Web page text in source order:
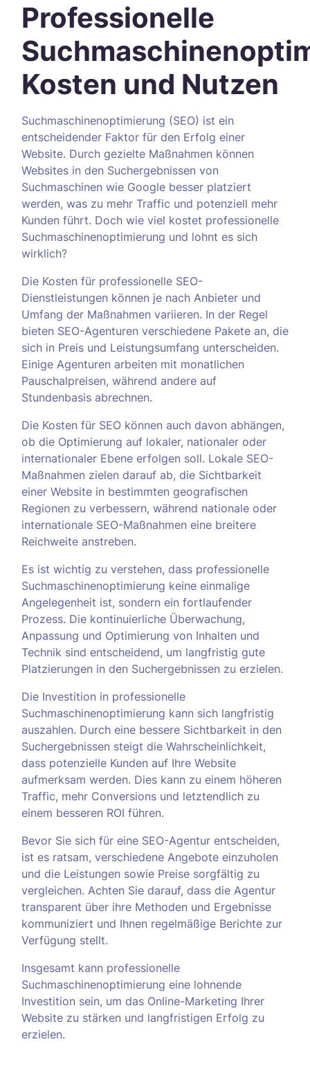
Professionelle
Kosten und Nutzen
Suchmaschinenoptimierung (SEO) ist ein
entscheidender Faktor für den Erfolg einer
Website. Durch gezielte Maßnahmen können
Websites in den Suchergebnissen von
Suchmaschinen wie Google besser platziert
werden, was zu mehr Traffic und potenziell mehr
Kunden führt. Doch wie viel kostet professionelle
Suchmaschinenoptimierung und lohnt es sich
wirklich?
Die Kosten für professionelle SEO-
Dienstleistungen können je nach Anbieter und
Umfang der Maßnahmen variieren. In der Regel
bieten SEO-Agenturen verschiedene Pakete an, die
sich in Preis und Leistungsumfang unterscheiden.
Einige Agenturen arbeiten mit monatlichen
Pauschalpreisen, während andere auf
Stundenbasis abrechnen.
Die Kosten für SEO können auch davon abhängen,
ob die Optimierung auf lokaler, nationaler oder
internationaler Ebene erfolgen soll. Lokale SEO-
Maßnahmen zielen darauf ab, die Sichtbarkeit
einer Website in bestimmten geografischen
Regionen zu verbessern, während nationale oder
internationale SEO-Maßnahmen eine breitere
Reichweite anstreben.
Es ist wichtig zu verstehen, dass professionelle
Suchmaschinenoptimierung keine einmalige
Angelegenheit ist, sondern ein fortlaufender
Prozess. Die kontinuierliche Überwachung,
Anpassung und Optimierung von Inhalten und
Technik sind entscheidend, um langfristig gute
Platzierungen in den Suchergebnissen zu erzielen.
Die Investition in professionelle
Suchmaschinenoptimierung kann sich langfristig
auszahlen. Durch eine bessere Sichtbarkeit in den
Suchergebnissen steigt die Wahrscheinlichkeit,
dass potenzielle Kunden auf Ihre Website
aufmerksam werden. Dies kann zu einem höheren
Traffic, mehr Conversions und letztendlich zu
einem besseren ROI führen.
Bevor Sie sich für eine SEO-Agentur entscheiden,
ist es ratsam, verschiedene Angebote einzuholen
und die Leistungen sowie Preise sorgfältig zu
vergleichen. Achten Sie darauf, dass die Agentur
transparent über ihre Methoden und Ergebnisse
kommuniziert und Ihnen regelmäßige Berichte zur
Verfügung stellt.
Insgesamt kann professionelle
Suchmaschinenoptimierung eine lohnende
Investition sein, um das Online-Marketing Ihrer
Website zu stärken und langfristigen Erfolg zu
erzielen.